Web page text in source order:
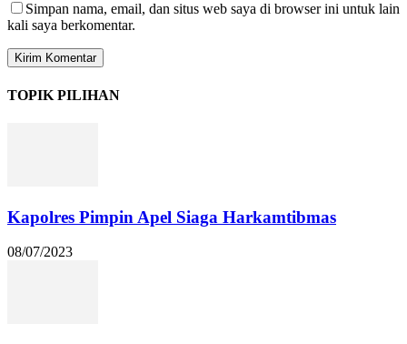
Simpan nama, email, dan situs web saya di browser ini untuk lain
kali saya berkomentar.
TOPIK PILIHAN
Kapolres Pimpin Apel Siaga Harkamtibmas
08/07/2023